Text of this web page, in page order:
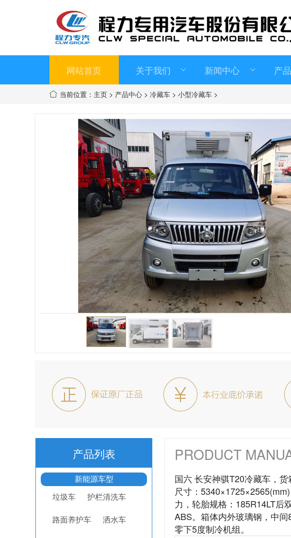
网站首页 关于我们 新闻中心 产
当前位置： 主页 > 产品中心 > 冷藏车 > 小型冷藏车 >
产品列表
新能源车型
垃圾车 护栏清洗车
路面养护车 洒水车
PRODUCT
国六 长安神骐T20冷藏车，
尺寸：
力，轮胎规格：185R14LT后
ABS。箱体内外玻璃钢，中
零下5度制冷机组。